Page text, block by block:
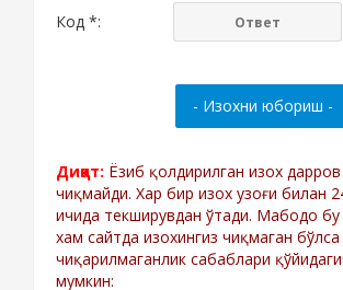
Код *:
Диққат: Ёзиб қолдирилган изох дарров
чиқмайди. Хар бир изох узоғи билан
ичида текширувдан ўтади. Мабодо бу
хам сайтда изохингиз чиқмаган бўлса
чиқарилмаганлик сабаблари
мумкин: